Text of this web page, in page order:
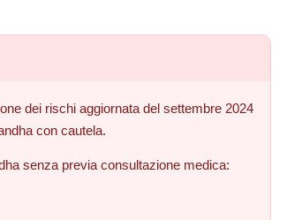
dei rischi aggiornata del settembre 2024
con cautela.
senza previa consultazione medica: